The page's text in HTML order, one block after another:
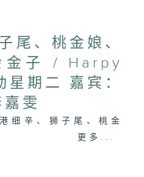
尾、桃金娘、
金子 / Harpy
期二 嘉宾：
雯
辛、狮子尾、桃金
更多...